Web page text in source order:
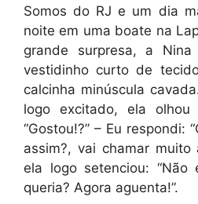
Somos do RJ e um dia
noite em uma boate na
grande surpresa, a
vestidinho curto de
calcinha minúscula
logo excitado, ela
“Gostou!?” – Eu respondi:
assim?, vai chamar muito
ela logo setenciou: “Não
queria? Agora aguenta!”.